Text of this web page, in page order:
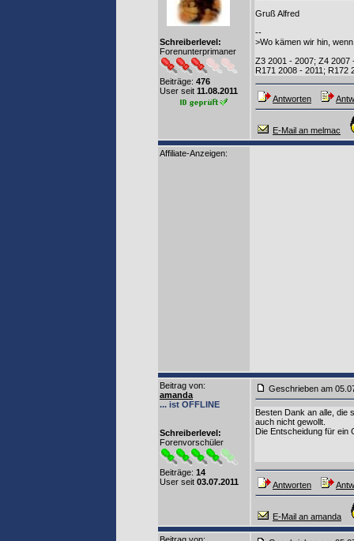
Schreiberlevel:
Forenunterprimaner
Beiträge: 476
User seit 11.08.2011
Gruß Alfred
--
>Wo kämen wir hin,
Z3 2001 - 2007; Z4 2007
R171 2008 - 2011; R172
Antworten
E-Mail an melmac
Affiliate-Anzeigen:
Beitrag von:
amanda
... ist OFFLINE
Schreiberlevel:
Forenvorschüler
Beiträge: 14
User seit 03.07.2011
Geschrieben am
Besten Dank an alle, die
auch nicht gewollt.
Die Entscheidung für ein
Antworten
E-Mail an amanda